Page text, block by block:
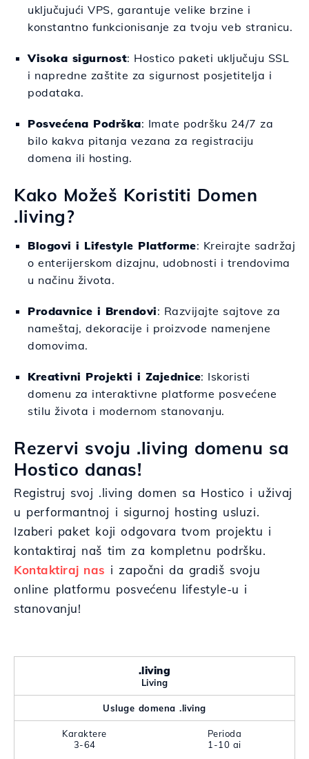
uključujući VPS, garantuje velike brzine i
konstantno funkcionisanje za tvoju veb stranicu.
Visoka sigurnost: Hostico paketi uključuju SSL
i napredne zaštite za sigurnost posjetitelja i
podataka.
Posvećena Podrška: Imate podršku 24/7 za
bilo kakva pitanja vezana za registraciju
domena ili hosting.
Kako Možeš Koristiti Domen
.living?
Blogovi i Lifestyle Platforme: Kreirajte sadržaj
o enterijerskom dizajnu, udobnosti i trendovima
u načinu života.
Prodavnice i Brendovi: Razvijajte sajtove za
nameštaj, dekoracije i proizvode namenjene
domovima.
Kreativni Projekti i Zajednice: Iskoristi
domenu za interaktivne platforme posvećene
stilu života i modernom stanovanju.
Rezervi svoju .living domenu sa
Hostico danas!
Registruj svoj .living domen sa Hostico i uživaj
u performantnoj i sigurnoj hosting usluzi.
Izaberi paket koji odgovara tvom projektu i
kontaktiraj naš tim za kompletnu podršku.
Kontaktiraj nas i započni da gradiš svoju
online platformu posvećenu lifestyle-u i
stanovanju!
.living
Living
Usluge domena .living
Karaktere
3-64
Perioda
1-10 ai